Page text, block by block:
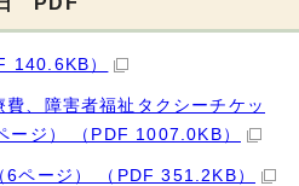
140.6KB）
、障害者福祉タクシーチケッ
ージ） （PDF 1007.0KB）
6ページ） （PDF 351.2KB）